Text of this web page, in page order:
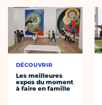
DÉCOUVRIR
Les meilleures
expos du moment
à faire en famille